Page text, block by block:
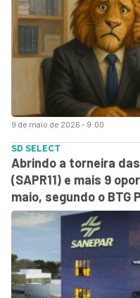
9 de maio de 2026 - 9:00
SD SELECT
Abrindo a torneira
(SAPR11) e mais 9
maio, segundo o BTG